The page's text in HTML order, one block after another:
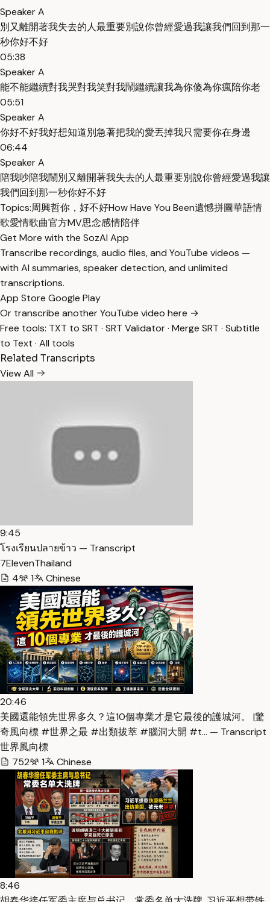
Speaker A
別又離開著我失去的人最重要別說你曾經愛過我讓我們回到那一
秒你好不好
05:38
Speaker A
能不能繼續對我哭對我笑對我鬧繼續讓我為你傻為你瘋陪你老
05:51
Speaker A
你好不好我好想知道別急著把我的愛丟掉我只需要你在身邊
06:44
Speaker A
陪我吵陪我鬧別又離開著我失去的人最重要別說你曾經愛過我讓
我們回到那一秒你好不好
Topics:周興哲你，好不好How Have You Been遺憾拼圖華語情
歌愛情歌曲官方MV思念感情陪伴
Get More with the SozAI App
Transcribe recordings, audio files, and YouTube videos —
with AI summaries, speaker detection, and unlimited
transcriptions.
App Store Google Play
Or transcribe another YouTube video here →
Free tools: TXT to SRT · SRT Validator· Merge SRT · Subtitle
to Text · All tools
Related Transcripts
View All
9:45
โรงเรียนปลายข้าว — Transcript
7ElevenThailand
4
1 Chinese
20:46
美國還能領先世界多久？這10個專業才是它最後的護城河。 |驚
奇風向標 #世界之最 #出類拔萃 #腦洞大開 #t… — Transcript
世界風向標
752
1 Chinese
8:46